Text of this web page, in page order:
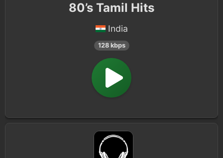
80’s Tamil Hits
India
128 kbps